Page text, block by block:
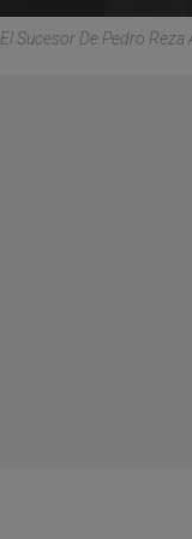
El Sucesor De Pedro